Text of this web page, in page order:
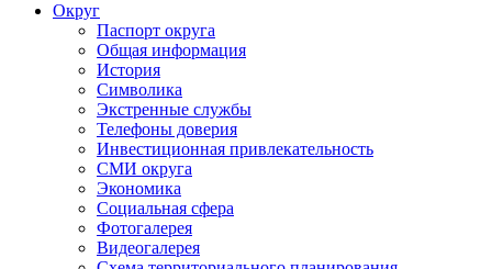
Округ
Паспорт округа
Общая информация
История
Символика
Экстренные службы
Телефоны доверия
Инвестиционная привлекательность
СМИ округа
Экономика
Социальная сфера
Фотогалерея
Видеогалерея